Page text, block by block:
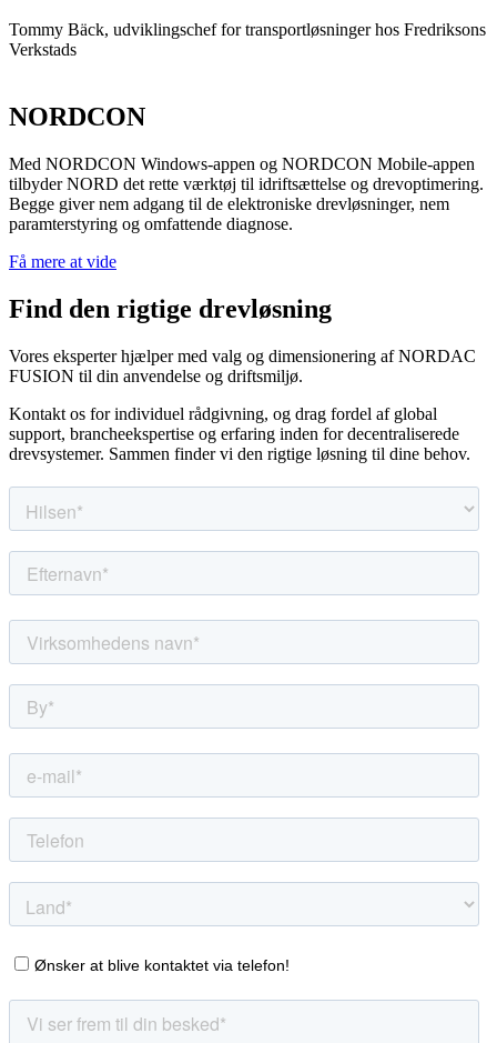
Tommy Bäck, udviklingschef for transportløsninger hos Fredriksons
Verkstads
NORDCON
Med NORDCON Windows-appen og NORDCON Mobile-appen
tilbyder NORD det rette værktøj til idriftsættelse og drevoptimering.
Begge giver nem adgang til de elektroniske drevløsninger, nem
paramterstyring og omfattende diagnose.
Få mere at vide
Find den rigtige drevløsning
Vores eksperter hjælper med valg og dimensionering af NORDAC
FUSION til din anvendelse og driftsmiljø.
Kontakt os for individuel rådgivning, og drag fordel af global
support, brancheekspertise og erfaring inden for decentraliserede
drevsystemer. Sammen finder vi den rigtige løsning til dine behov.